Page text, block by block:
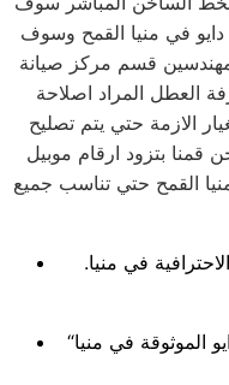
في منيا القمح وسوف
مهندسين قسم مركز صيانة
العطل المراد اصلاحة
الازمة حتي يتم تصليح
قمنا بتزود ارقام موبيل
القمح حتي تناسب جميع
.كفاءة مضمونة: خدمات صيانة دايو الاحترافية في منيا
“إبقاء الأجهزة في أفضل حال: صيانة دايو الموثوقة في منيا